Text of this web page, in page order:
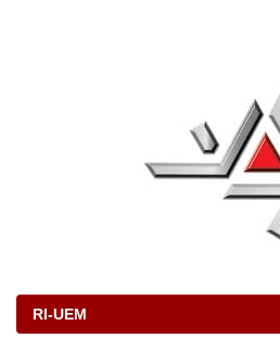
RI-UEM